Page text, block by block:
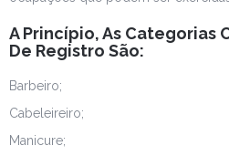
A Princípio, As Categorias
De Registro São:
Barbeiro;
Cabeleireiro;
Manicure;